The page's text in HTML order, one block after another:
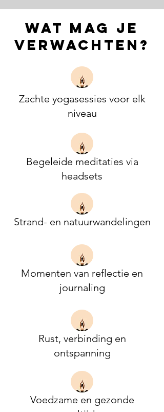
wat mag je
verwachten?
Zachte yogasessies voor elk
niveau
Begeleide meditaties via
headsets
Strand- en natuurwandelingen
Momenten van reflectie en
journaling
Rust, verbinding en
ontspanning
Voedzame en gezonde